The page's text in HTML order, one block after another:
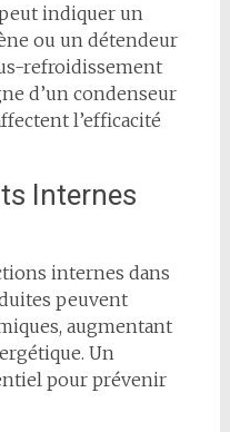
indiquer un
ou un détendeur
refroidissement
d’un condenseur
l’efficacité
Internes
internes dans
peuvent
augmentant
Un
pour prévenir